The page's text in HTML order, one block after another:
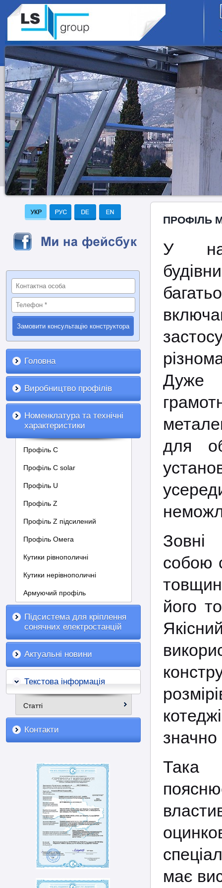
Головна
Виробництво профілів
Номенклатура та технічні
характеристики
Профіль С
Профіль C solar
Профіль U
Профіль Z
Профіль Z підсилений
Профіль Омега
Кутики рівнополичні
Кутики нерівнополичні
Армуючий профіль
Підсистема для кріплення
сонячних електростанцій
Актуальні новини
Текстова інформація
Статті
Контакти
ПРОФІЛЬ
У
Дуже
для
Зовні
собою
його
значно
Така
має